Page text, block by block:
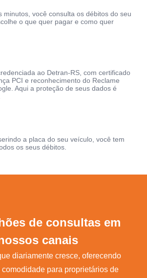
minutos, você consulta os débitos do seu
o que quer pagar e como quer
ao Detran-RS, com certificado
PCI e reconhecimento do Reclame
Aqui a proteção de seus dados é
a placa do seu veículo, você tem
os seus débitos.
de consultas em
canais
diariamente cresce, oferecendo
para proprietários de